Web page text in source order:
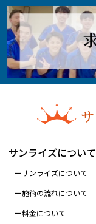
サンライズについて
サンライズについて
施術の流れについて
料金について